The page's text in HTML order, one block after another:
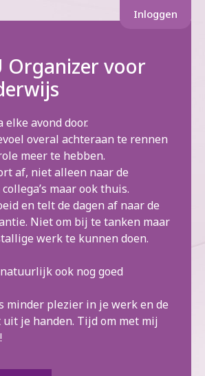
Inloggen
Organizer voor
elke avond door.
overal achteraan te rennen
meer te hebben.
af, niet alleen naar de
maar ook thuis.
en telt de dagen af naar de
Niet om bij te tanken maar
werk te kunnen doen.
ook nog goed
minder plezier in je werk en de
je handen. Tijd om met mij